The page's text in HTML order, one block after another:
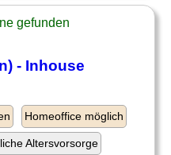
gefunden
- Inhouse
Homeoffice möglich
Altersvorsorge